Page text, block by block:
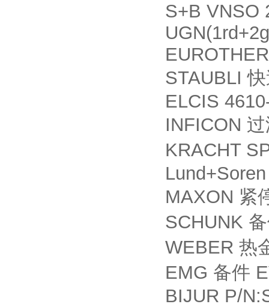
S+B VNSO
STAUBLI
ELCIS
INFICON
KRACHT
MAXON 紧
SCHUNK
WEBER 热
EMG 备件
BIJUR P/